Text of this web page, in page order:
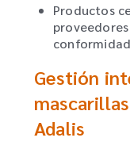
Productos
Gestión
Adalis